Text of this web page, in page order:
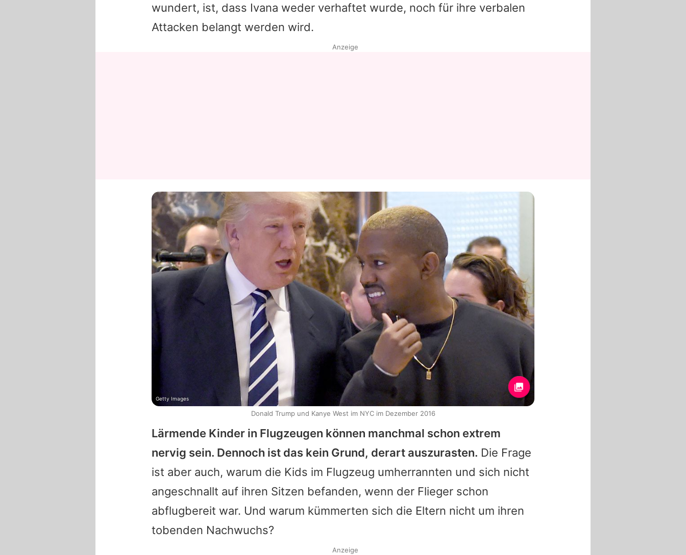
wundert, ist, dass Ivana weder verhaftet wurde, noch für ihre verbalen
Attacken belangt werden wird.
Lärmende Kinder in Flugzeugen können manchmal schon extrem
nervig sein. Dennoch ist das kein Grund, derart auszurasten. Die Frage
ist aber auch, warum die Kids im Flugzeug umherrannten und sich nicht
angeschnallt auf ihren Sitzen befanden, wenn der Flieger schon
abflugbereit war. Und warum kümmerten sich die Eltern nicht um ihren
tobenden Nachwuchs?
Anzeige
Getty Images
Donald Trump und Kanye West im NYC im Dezember 2016
Anzeige